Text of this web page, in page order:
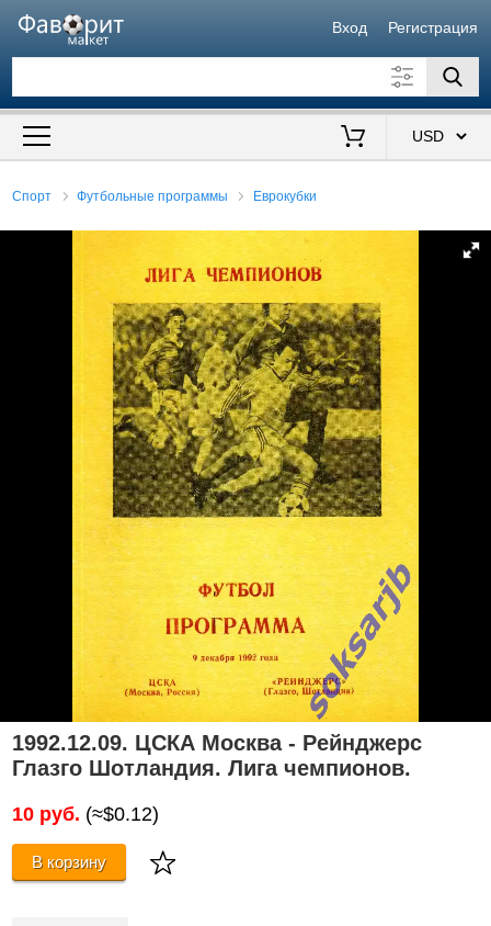
Вход Регистрация
Искать также в описании
Спорт Футбольные программы Еврокубки
1992.12.09. ЦСКА Москва - Рейнджерс
Глазго Шотландия. Лига чемпионов.
10 руб. (≈$0.12)
В корзину